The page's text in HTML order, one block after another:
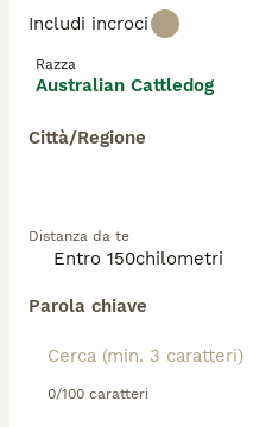
Includi incroci
Razza
Australian Cattledog
Città/Regione
Distanza da te
Parola chiave
0/100 caratteri